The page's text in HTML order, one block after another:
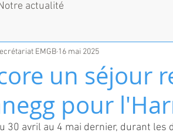
actualité
un séjour
pour
EMGB 16 mai 2025
30 avril au 4 mai dernier, durant